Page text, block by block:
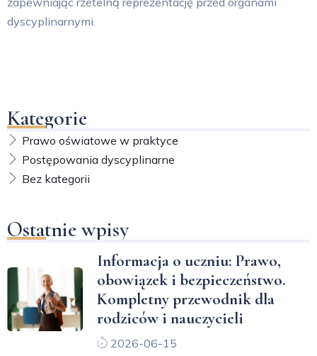
dyscyplinarnymi.
Kategorie
Prawo oświatowe w praktyce
Postępowania dyscyplinarne
Bez kategorii
Ostatnie wpisy
Informacja o uczniu: Prawo,
obowiązek i bezpieczeństwo.
Kompletny przewodnik dla
rodziców i nauczycieli
2026-06-15